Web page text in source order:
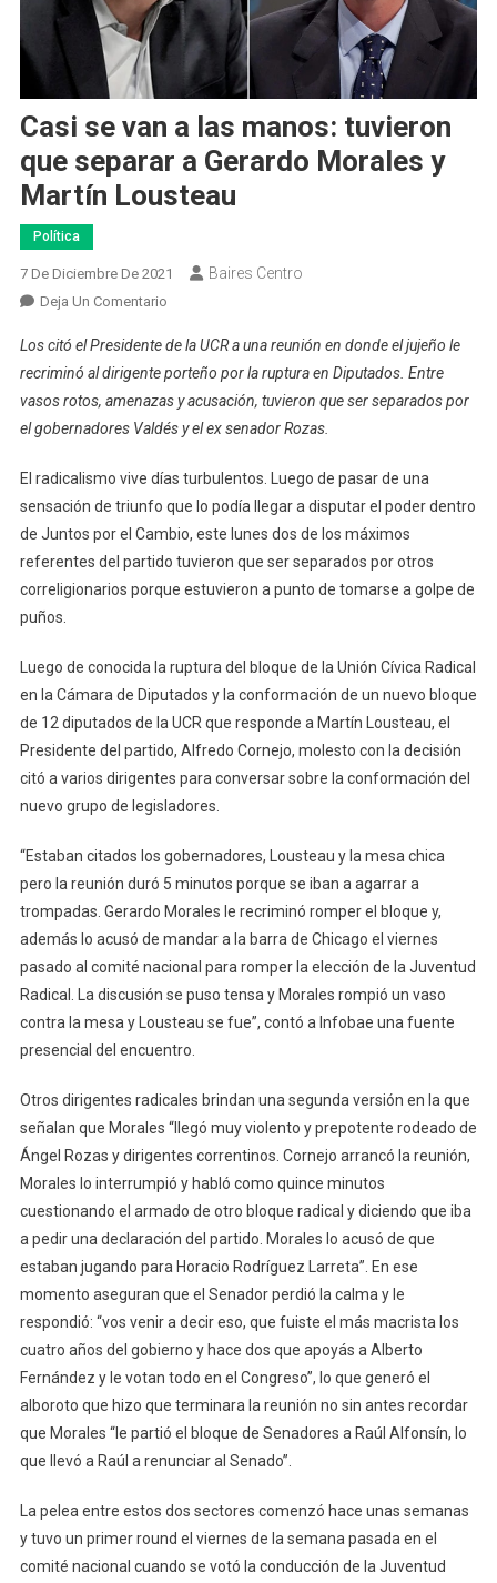
Casi se van a las manos: tuvieron
que separar a Gerardo Morales y
Martín Lousteau
Política
7 De Diciembre De 2021 Baires Centro
Deja Un ComentarioEn
Se
Van
A
Las
Tuvieron
Que
Separar
A
Gerardo
Los citó el Presidente de la UCR a una reunión en donde el jujeño le
recriminó al dirigente porteño por la ruptura en Diputados. Entre
vasos rotos, amenazas y acusación, tuvieron que ser separados por
el gobernadores Valdés y el ex senador Rozas.
El radicalismo vive días turbulentos. Luego de pasar de una
sensación de triunfo que lo podía llegar a disputar el poder dentro
de Juntos por el Cambio, este lunes dos de los máximos
referentes del partido tuvieron que ser separados por otros
correligionarios porque estuvieron a punto de tomarse a golpe de
puños.
Luego de conocida la ruptura del bloque de la Unión Cívica Radical
en la Cámara de Diputados y la conformación de un nuevo bloque
de 12 diputados de la UCR que responde a Martín Lousteau, el
Presidente del partido, Alfredo Cornejo, molesto con la decisión
citó a varios dirigentes para conversar sobre la conformación del
nuevo grupo de legisladores.
“Estaban citados los gobernadores, Lousteau y la mesa chica
pero la reunión duró 5 minutos porque se iban a agarrar a
trompadas. Gerardo Morales le recriminó romper el bloque y,
además lo acusó de mandar a la barra de Chicago el viernes
pasado al comité nacional para romper la elección de la Juventud
Radical. La discusión se puso tensa y Morales rompió un vaso
contra la mesa y Lousteau se fue”, contó a Infobae una fuente
presencial del encuentro.
Otros dirigentes radicales brindan una segunda versión en la que
señalan que Morales “llegó muy violento y prepotente rodeado de
Ángel Rozas y dirigentes correntinos. Cornejo arrancó la reunión,
Morales lo interrumpió y habló como quince minutos
cuestionando el armado de otro bloque radical y diciendo que iba
a pedir una declaración del partido. Morales lo acusó de que
estaban jugando para Horacio Rodríguez Larreta”. En ese
momento aseguran que el Senador perdió la calma y le
respondió: “vos venir a decir eso, que fuiste el más macrista los
cuatro años del gobierno y hace dos que apoyás a Alberto
Fernández y le votan todo en el Congreso”, lo que generó el
alboroto que hizo que terminara la reunión no sin antes recordar
que Morales “le partió el bloque de Senadores a Raúl Alfonsín, lo
que llevó a Raúl a renunciar al Senado”.
La pelea entre estos dos sectores comenzó hace unas semanas
y tuvo un primer round el viernes de la semana pasada en el
comité nacional cuando se votó la conducción de la Juventud